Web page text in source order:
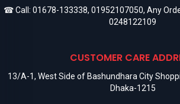
☎ Call: 01678-133338, 01952107050, Any
0248122109
CUSTOMER CARE
13/A-1, West Side of Bashundhara City
Dhaka-1215